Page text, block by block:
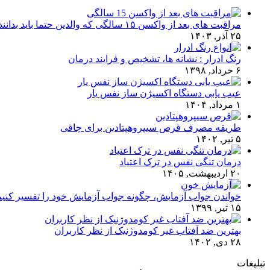
مراقبت های بعد از واکسن ۱۵ سالگی که والدین حتما باید بدانند!
۲۵ آذر, ۱۴۰۳
رنگ ادرار : نشانه ها، تشخیص و فرایند درمان
۶ خرداد, ۱۳۹۸
عیب یابی دستگاه اکسیژن ساز نفس یار
۱ مرداد, ۱۴۰۴
طریقه مصرف قرص سیپروهپتادین برای چاقی
۵ تیر, ۱۴۰۲
درمان تنگی نفس در ترک اعتیاد
۲۰ اردیبهشت, ۱۴۰۵
خواندن جواب آزمایش، چگونه جواب آزمایش خود را تفسیر
۱۵ تیر, ۱۳۹۹
بهترین ضد آفتاب غیر کومدوژنیک از نظر کاربران
۲۸ دی, ۱۴۰۲
تبلیغات